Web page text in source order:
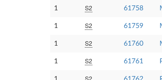
1 S2 61758
1 S2 61759
1 S2 61760
1 S2 61761
S2